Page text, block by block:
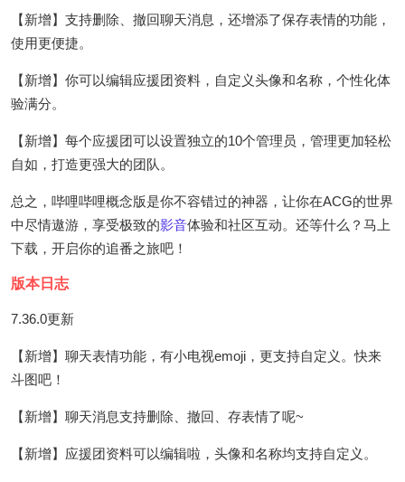
【新增】支持删除、撤回聊天消息，还增添了保存表情的功能，
使用更便捷。
【新增】你可以编辑应援团资料，自定义头像和名称，个性化体
验满分。
【新增】每个应援团可以设置独立的10个管理员，管理更加轻松
自如，打造更强大的团队。
总之，哔哩哔哩概念版是你不容错过的神器，让你在ACG的世界
中尽情遨游，享受极致的影音体验和社区互动。还等什么？马上
下载，开启你的追番之旅吧！
版本日志
7.36.0更新
【新增】聊天表情功能，有小电视emoji，更支持自定义。快来
斗图吧！
【新增】聊天消息支持删除、撤回、存表情了呢~
【新增】应援团资料可以编辑啦，头像和名称均支持自定义。